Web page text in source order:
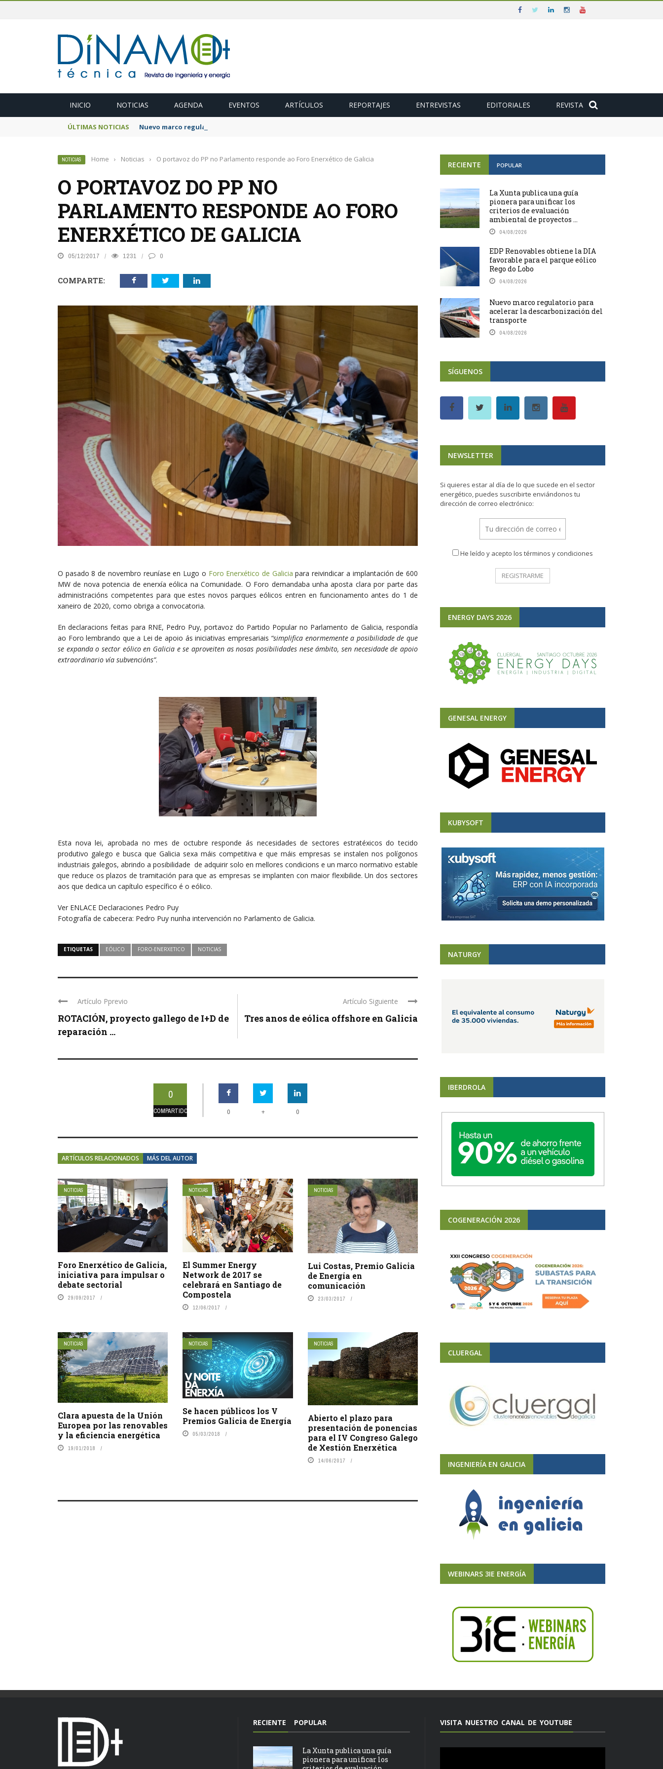
INICIO NOTICIAS AGENDA EVENTOS ARTÍCULOS REPORTAJES ENTREVISTAS EDITORIALES REVISTA
ÚLTIMAS NOTICIAS Nuevo marco regulatorio para acelerar la descarbonización del transporte
NOTICIAS Home › Noticias › O portavoz do PP no Parlamento responde ao Foro Enerxético de Galicia
O PORTAVOZ DO PP NO
PARLAMENTO RESPONDE AO FORO
ENERXÉTICO DE GALICIA
05/12/2017 1231 0
COMPARTE:
O pasado 8 de novembro reuníase en Lugo o Foro Enerxético de Galicia para reivindicar a implantación de 600
MW de nova potencia de enerxía eólica na Comunidade. O Foro demandaba unha aposta clara por parte das
administracións competentes para que estes novos parques eólicos entren en funcionamento antes do 1 de
xaneiro de 2020, como obriga a convocatoria.
En declaracions feitas para RNE, Pedro Puy, portavoz do Partido Popular no Parlamento de Galicia, respondía
ao Foro lembrando que a Lei de apoio ás iniciativas empresariais “simplifica enormemente a posibilidade de que
se expanda o sector eólico en Galicia e se aproveiten as nosas posibilidades nese ámbito, sen necesidade de apoio
extraordinario vía subvencións”.
Esta nova lei, aprobada no mes de octubre responde ás necesidades de sectores estratéxicos do tecido
produtivo galego e busca que Galicia sexa máis competitiva e que máis empresas se instalen nos polígonos
industriais galegos, abrindo a posibilidade de adquirir solo en mellores condicions e un marco normativo estable
que reduce os plazos de tramitación para que as empresas se implanten con maior flexibilide. Un dos sectores
aos que dedica un capítulo específico é o eólico.
Ver ENLACE Declaraciones Pedro Puy
Fotografía de cabecera: Pedro Puy nunha intervención no Parlamento de Galicia.
ETIQUETAS EÓLICO FORO-ENERXETICO NOTICIAS
Artículo Pprevio
ROTACIÓN, proyecto gallego de I+D de
reparación ...
Artículo Siguiente
Tres anos de eólica offshore en Galicia
0
COMPARTIDOS 0 + 0
ARTÍCULOS RELACIONADOS MÁS DEL AUTOR
NOTICIAS
Foro Enerxético de Galicia,
iniciativa para impulsar o
debate sectorial
29/09/2017
NOTICIAS
El Summer Energy
Network de 2017 se
celebrará en Santiago de
Compostela
12/06/2017
NOTICIAS
Lui Costas, Premio Galicia
de Energía en
comunicación
23/03/2017
NOTICIAS
Clara apuesta de la Unión
Europea por las renovables
y la eficiencia energética
19/01/2018
NOTICIAS
Se hacen públicos los V
Premios Galicia de Energía
05/03/2018
NOTICIAS
Abierto el plazo para
presentación de ponencias
para el IV Congreso Galego
de Xestión Enerxética
14/06/2017
RECIENTE POPULAR
La Xunta publica una guía
pionera para unificar los
criterios de evaluación
ambiental de proyectos ...
04/08/2026
EDP Renovables obtiene la DIA
favorable para el parque eólico
Rego do Lobo
04/08/2026
Nuevo marco regulatorio para
acelerar la descarbonización del
transporte
04/08/2026
SÍGUENOS
NEWSLETTER
Si quieres estar al día de lo que sucede en el sector
energético, puedes suscribirte enviándonos tu
dirección de correo electrónico:
He leído y acepto los términos y condiciones
ENERGY DAYS 2026
GENESAL ENERGY
KUBYSOFT
NATURGY
IBERDROLA
COGENERACIÓN 2026
CLUERGAL
INGENIERÍA EN GALICIA
WEBINARS 3IE ENERGÍA
RECIENTE POPULAR
La Xunta publica una guía
pionera para unificar los
VISITA NUESTRO CANAL DE YOUTUBE